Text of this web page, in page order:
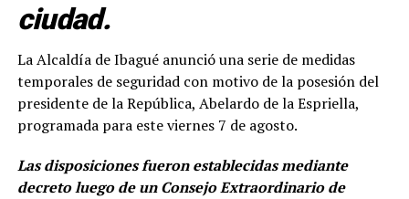
ciudad.
La Alcaldía de Ibagué anunció una serie de medidas
temporales de seguridad con motivo de la posesión del
presidente de la República, Abelardo de la Espriella,
programada para este viernes 7 de agosto.
Las disposiciones fueron establecidas mediante
decreto luego de un Consejo Extraordinario de